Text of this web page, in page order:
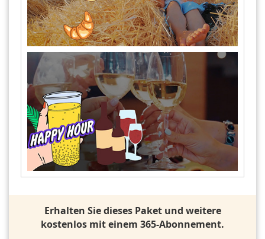
Erhalten Sie dieses Paket und weitere
kostenlos mit einem 365-Abonnement.